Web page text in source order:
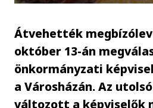
Átvehették
október 13-án
önkormányzati
a Városházán. Az
változott a képviselők